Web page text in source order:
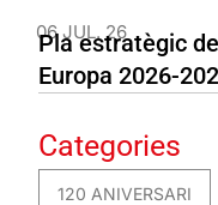
06 JUL. 26
Pla estratègic
Europa 2026-
Categories
120 ANIVERSARI